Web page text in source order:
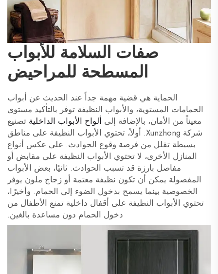
صفات السلامة للأبواب
المسطحة للمراحيض
الحماية هي قضية مهمة جداً عند الحديث عن أبواب
الحمامات المستوية، والأبواب النظيفة توفر بالتأكيد مستوى
معيناً من الأمان، بالإضافة إلى ألواح الأبواب الداخلية تصنيع
شركة Xunzhong. أولاً، تحتوي الأبواب النظيفة على مناطق
بسيطة تقلل من فرصة وقوع الحوادث. على عكس أنواع
المنازل الأخرى، لا تحتوي الأبواب النظيفة على مقابض أو
مفاصل بارزة قد تسبب الحوادث. ثانيًا، بعض الأبواب
المفصولة يمكن أن تكون نظيفة معتمة أو زجاج ملون يوفر
الخصوصية بينما يسمح بدخول الضوء إلى الحمام. وأخيرًا،
تحتوي الأبواب النظيفة على أقفال داخلية تمنع الأطفال من
دخول الحمام دون مساعدة بالغين.